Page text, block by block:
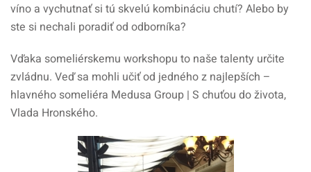
víno a vychutnať si tú skvelú kombináciu chutí? Alebo by
ste si nechali poradiť od odborníka?
Vďaka someliérskemu workshopu to naše talenty určite
zvládnu. Veď sa mohli učiť od jedného z najlepších –
hlavného someliéra Medusa Group | S chuťou do života,
Vlada Hronského.